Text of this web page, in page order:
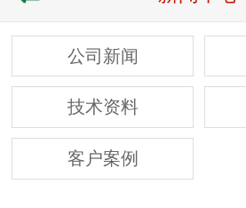
公司新闻
技术资料
客户案例